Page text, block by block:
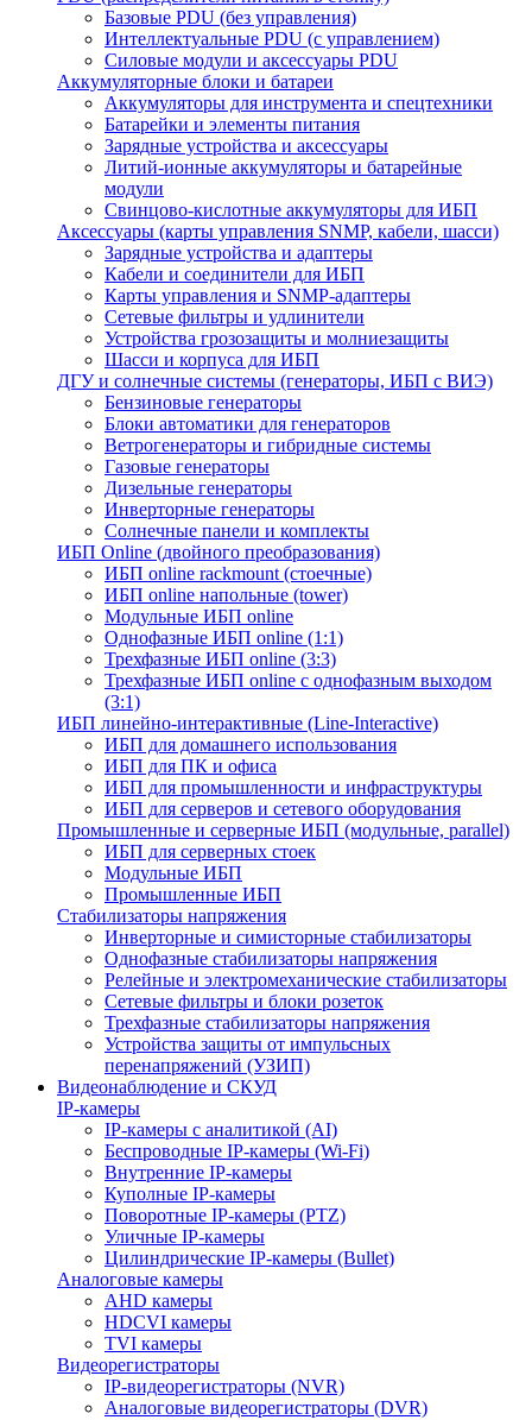
Базовые PDU (без управления)
Интеллектуальные PDU (с управлением)
Силовые модули и аксессуары PDU
Аккумуляторные блоки и батареи
Аккумуляторы для инструмента и спецтехники
Батарейки и элементы питания
Зарядные устройства и аксессуары
Литий-ионные аккумуляторы и батарейные
модули
Свинцово-кислотные аккумуляторы для ИБП
Аксессуары (карты управления SNMP, кабели, шасси)
Зарядные устройства и адаптеры
Кабели и соединители для ИБП
Карты управления и SNMP-адаптеры
Сетевые фильтры и удлинители
Устройства грозозащиты и молниезащиты
Шасси и корпуса для ИБП
ДГУ и солнечные системы (генераторы, ИБП с ВИЭ)
Бензиновые генераторы
Блоки автоматики для генераторов
Ветрогенераторы и гибридные системы
Газовые генераторы
Дизельные генераторы
Инверторные генераторы
Солнечные панели и комплекты
ИБП Online (двойного преобразования)
ИБП online rackmount (стоечные)
ИБП online напольные (tower)
Модульные ИБП online
Однофазные ИБП online (1:1)
Трехфазные ИБП online (3:3)
Трехфазные ИБП online с однофазным выходом
(3:1)
ИБП линейно-интерактивные (Line-Interactive)
ИБП для домашнего использования
ИБП для ПК и офиса
ИБП для промышленности и инфраструктуры
ИБП для серверов и сетевого оборудования
Промышленные и серверные ИБП (модульные, parallel)
ИБП для серверных стоек
Модульные ИБП
Промышленные ИБП
Стабилизаторы напряжения
Инверторные и симисторные стабилизаторы
Однофазные стабилизаторы напряжения
Релейные и электромеханические стабилизаторы
Сетевые фильтры и блоки розеток
Трехфазные стабилизаторы напряжения
Устройства защиты от импульсных
перенапряжений (УЗИП)
Видеонаблюдение и СКУД
IP-камеры
IP-камеры с аналитикой (AI)
Беспроводные IP-камеры (Wi-Fi)
Внутренние IP-камеры
Куполные IP-камеры
Поворотные IP-камеры (PTZ)
Уличные IP-камеры
Цилиндрические IP-камеры (Bullet)
Аналоговые камеры
AHD камеры
HDCVI камеры
TVI камеры
Видеорегистраторы
IP-видеорегистраторы (NVR)
Аналоговые видеорегистраторы (DVR)